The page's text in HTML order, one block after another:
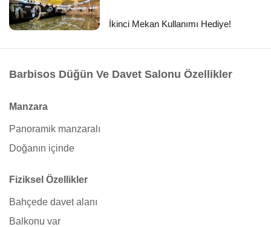
İkinci Mekan Kullanımı Hediye!
Barbisos Düğün Ve Davet Salonu Özellikler
Manzara
Panoramik manzaralı
Doğanın içinde
Fiziksel Özellikler
Bahçede davet alanı
Balkonu var